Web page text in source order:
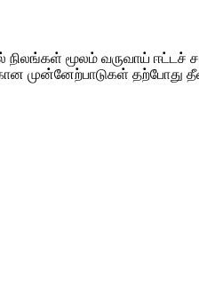
நிலங்கள் மூலம் வருவாய் ஈட்டச்
முன்னேற்பாடுகள் தற்போது